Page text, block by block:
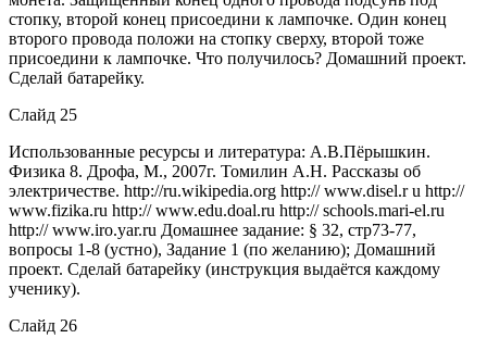
стопку, второй конец присоедини к лампочке. Один конец
второго провода положи на стопку сверху, второй тоже
присоедини к лампочке. Что получилось? Домашний проект.
Сделай батарейку.
Слайд 25
Использованные ресурсы и литература: А.В.Пёрышкин.
Физика 8. Дрофа, М., 2007г. Томилин А.Н. Рассказы об
электричестве. http://ru.wikipedia.org http:// www.disel.r u http://
www.fizika.ru http:// www.edu.doal.ru http:// schools.mari-el.ru
http:// www.iro.yar.ru Домашнее задание: § 32, стр73-77,
вопросы 1-8 (устно), Задание 1 (по желанию); Домашний
проект. Сделай батарейку (инструкция выдаётся каждому
ученику).
Слайд 26